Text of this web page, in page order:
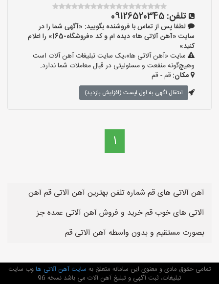
تلفن: 09126520345
لطفا پس از تماس با فروشنده بگویید: «آگهی شما را در
سایت «آهن آلاتی ها» دیده ام و کد «فروشگاه-165» را اعلام
کنید»
سایت «آهن آلاتی ها»،یک سایت تبلیغات آهن آلات است
وهیچ‌گونه منفعت و مسئولیتی در قبال معاملات شما ندارد.
مکان: قم - قم
انتقال آگهی به اول لیست (افزایش بازدید)
1
آهن آلاتی های قم شماره تلفن بهترین آهن آلاتی قم آهن
آلاتی های خوب قم خرید و فروش آهن آلاتی عمده جز
بصورت مستقیم و بدون واسطه آهن آلاتی قم
تمامی حقوق مادی و معنوی این سامانه متعلق به سایت آهن آلاتی هاوب سایت
تبلیغات، ثبت آگهی و تبلیغ آهن آلات می باشد نسخه 96